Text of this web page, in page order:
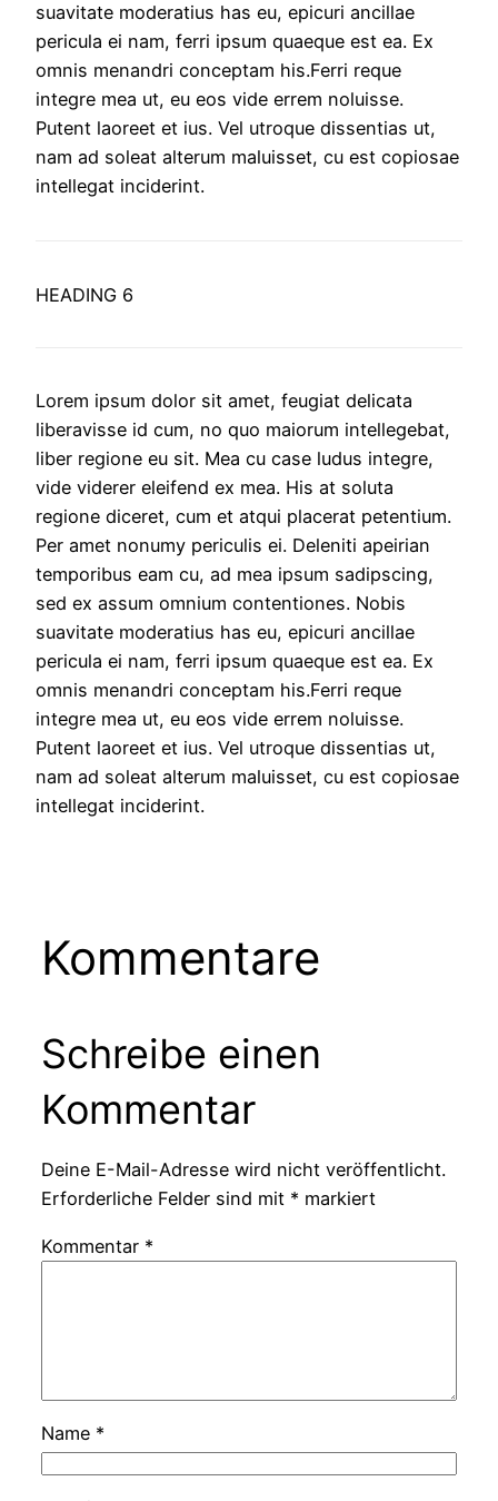
suavitate moderatius has eu, epicuri ancillae
pericula ei nam, ferri ipsum quaeque est ea. Ex
omnis menandri conceptam his.Ferri reque
integre mea ut, eu eos vide errem noluisse.
Putent laoreet et ius. Vel utroque dissentias ut,
nam ad soleat alterum maluisset, cu est copiosae
intellegat inciderint.
HEADING 6
Lorem ipsum dolor sit amet, feugiat delicata
liberavisse id cum, no quo maiorum intellegebat,
liber regione eu sit. Mea cu case ludus integre,
vide viderer eleifend ex mea. His at soluta
regione diceret, cum et atqui placerat petentium.
Per amet nonumy periculis ei. Deleniti apeirian
temporibus eam cu, ad mea ipsum sadipscing,
sed ex assum omnium contentiones. Nobis
suavitate moderatius has eu, epicuri ancillae
pericula ei nam, ferri ipsum quaeque est ea. Ex
omnis menandri conceptam his.Ferri reque
integre mea ut, eu eos vide errem noluisse.
Putent laoreet et ius. Vel utroque dissentias ut,
nam ad soleat alterum maluisset, cu est copiosae
intellegat inciderint.
Kommentare
Schreibe einen
Kommentar
Deine E-Mail-Adresse wird nicht veröffentlicht.
Erforderliche Felder sind mit * markiert
Kommentar *
Name *